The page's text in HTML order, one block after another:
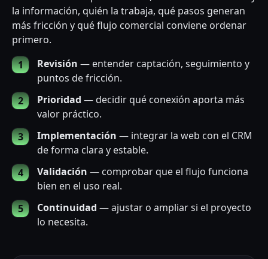
la información, quién la trabaja, qué pasos generan
más fricción y qué flujo comercial conviene ordenar
primero.
Revisión — entender captación, seguimiento y
puntos de fricción.
Prioridad — decidir qué conexión aporta más
valor práctico.
Implementación — integrar la web con el CRM
de forma clara y estable.
Validación — comprobar que el flujo funciona
bien en el uso real.
Continuidad — ajustar o ampliar si el proyecto
lo necesita.